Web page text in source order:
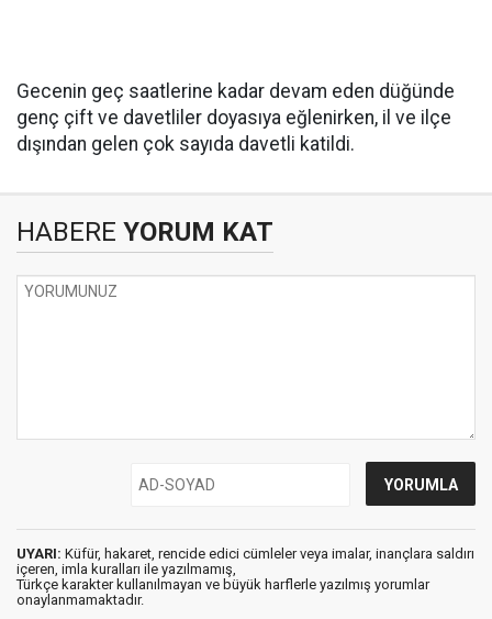
Gecenin geç saatlerine kadar devam eden düğünde
genç çift ve davetliler doyasıya eğlenirken, il ve ilçe
dışından gelen çok sayıda davetli katildi.
HABERE YORUM KAT
UYARI: Küfür, hakaret, rencide edici cümleler veya imalar, inançlara saldırı
içeren, imla kuralları ile yazılmamış,
Türkçe karakter kullanılmayan ve büyük harflerle yazılmış yorumlar
onaylanmamaktadır.